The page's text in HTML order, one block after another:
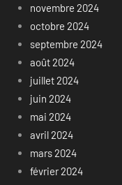
novembre 2024
octobre 2024
septembre 2024
août 2024
juillet 2024
juin 2024
mai 2024
avril 2024
mars 2024
février 2024